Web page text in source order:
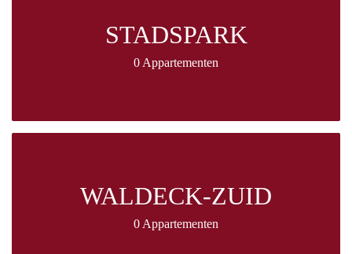
STADSPARK
0 Appartementen
WALDECK-ZUID
0 Appartementen